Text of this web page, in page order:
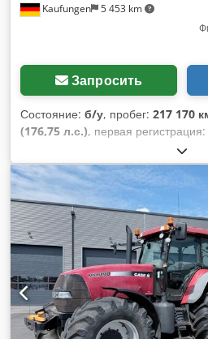
Kaufungen 5 453 km
Запросить
Состояние: б/у, пробег: 217 170
(176,75 л.с.), первая регистрация:
,
08/2028, цвет:оранжевый, тип
класс выбросов:
Евро 5, Год